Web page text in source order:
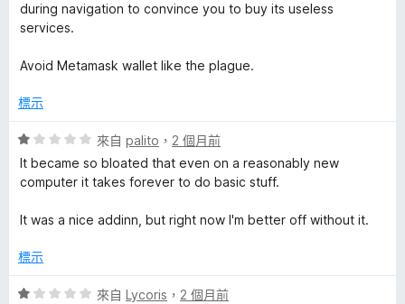
during navigation to convince you to buy its useless
services.
Avoid Metamask wallet like the plague.
標示
評
價
1
，
分
分
來自 palito ， 2 個月前
It became so bloated that even on a reasonably new
computer it takes forever to do basic stuff.
It was a nice addinn, but right now I'm better off without it.
標示
評
來自 Lycoris ， 2 個月前